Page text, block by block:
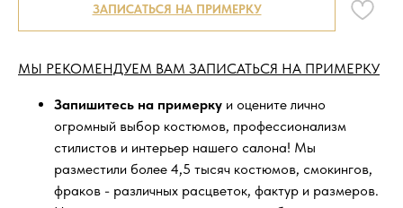
ЗАПИСАТЬСЯ НА ПРИМЕРКУ
МЫ РЕКОМЕНДУЕМ ВАМ ЗАПИСАТЬСЯ НА ПРИМЕРКУ
Запишитесь на примерку и оцените лично
огромный выбор костюмов, профессионализм
стилистов и интерьер нашего салона! Мы
разместили более 4,5 тысяч костюмов, смокингов,
фраков - различных расцветок, фактур и размеров.